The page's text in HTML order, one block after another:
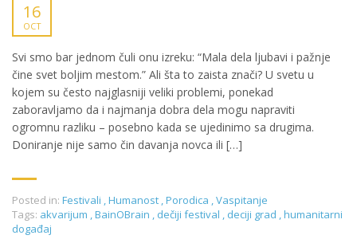
16
OCT
Svi smo bar jednom čuli onu izreku: “Mala dela ljubavi i pažnje
čine svet boljim mestom.” Ali šta to zaista znači? U svetu u
kojem su često najglasniji veliki problemi, ponekad
zaboravljamo da i najmanja dobra dela mogu napraviti
ogromnu razliku – posebno kada se ujedinimo sa drugima.
Doniranje nije samo čin davanja novca ili […]
Posted in: Festivali ,Humanost ,Porodica ,Vaspitanje
Tags: akvarijum ,BainOBrain , dečiji festival , deciji grad ,humanitarni
događaj